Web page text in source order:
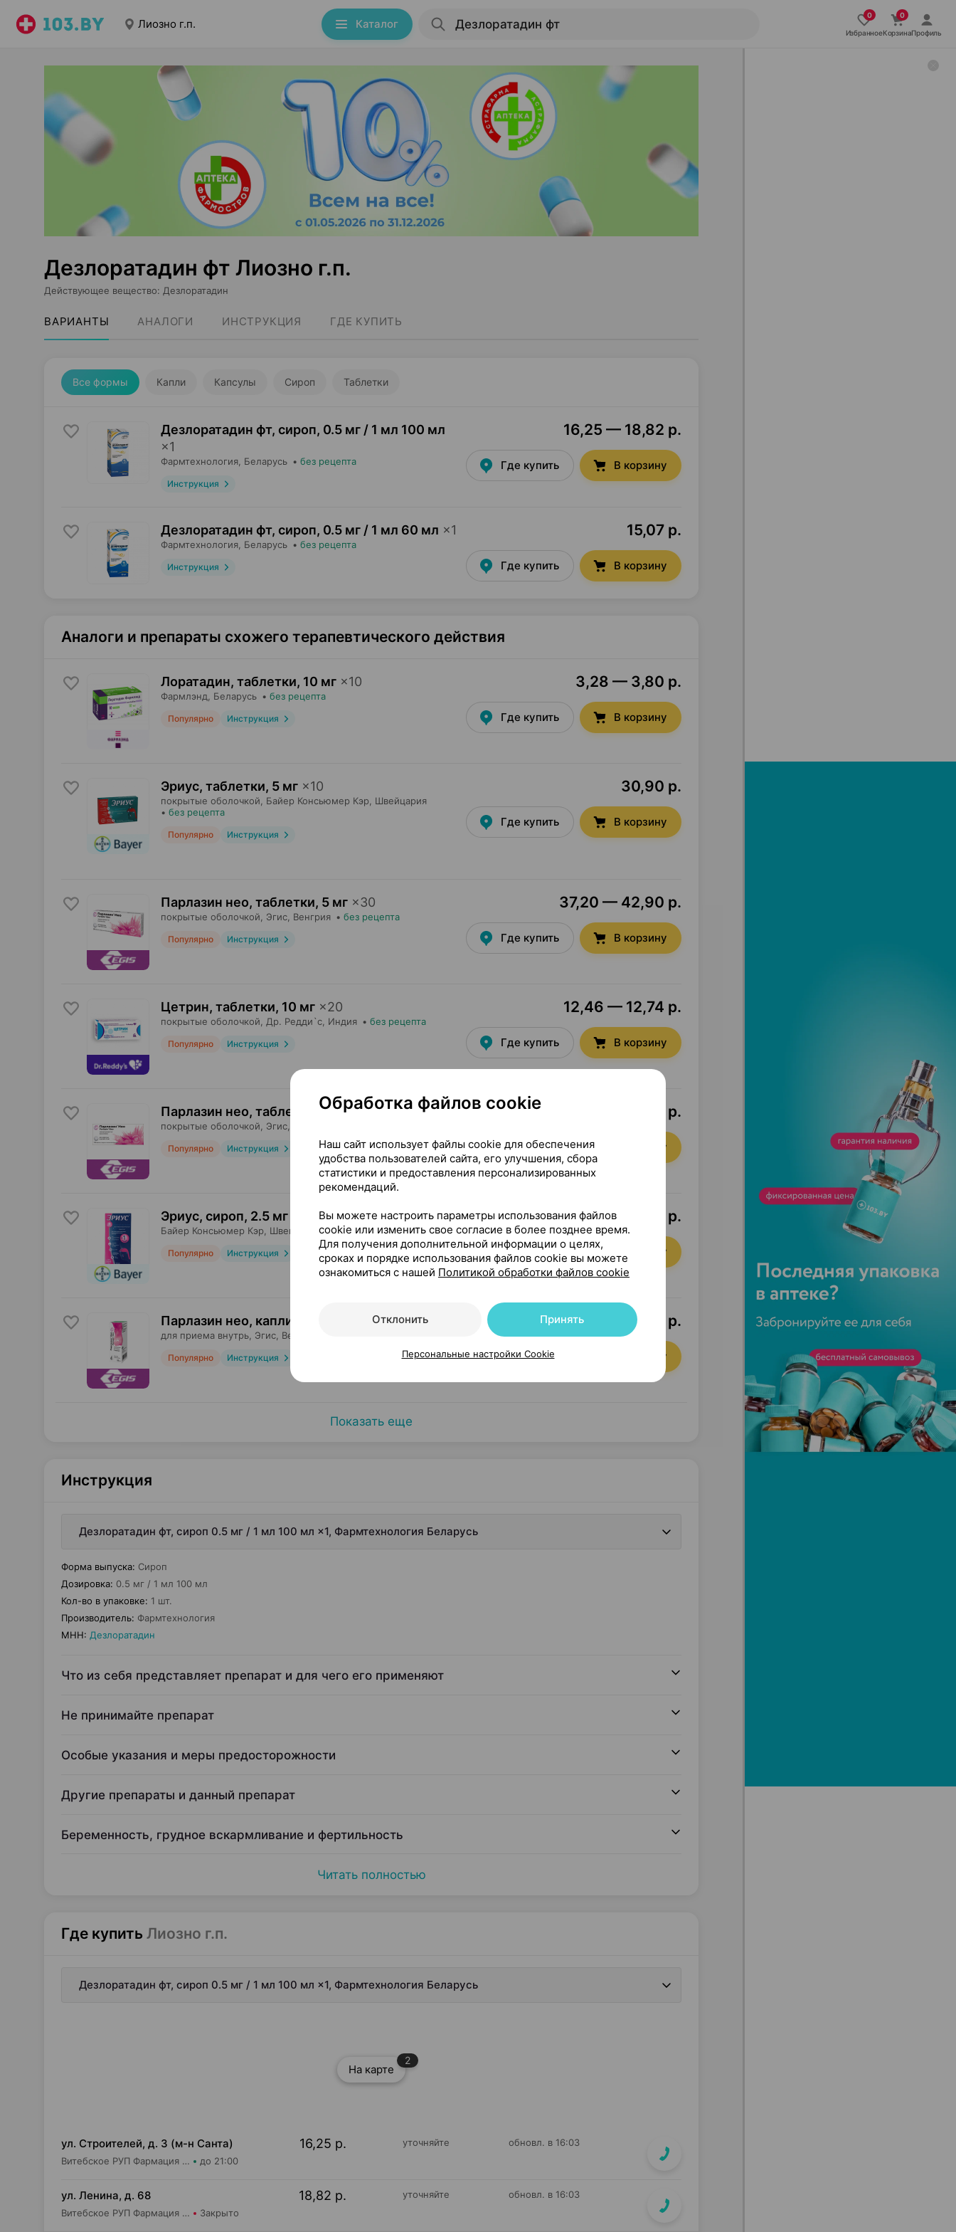
Лиозно г.п. Каталог
ИзбранноеКорзинаПрофиль
Дезлоратадин фт Лиозно г.п.
Действующее вещество: Дезлоратадин
ВАРИАНТЫ АНАЛОГИ ИНСТРУКЦИЯ ГДЕ КУПИТЬ
Все формы Капли Капсулы Сироп Таблетки
Дезлоратадин фт, сироп, 0.5 мг / 1 мл 100 мл
×1
Фармтехнология , Беларусь • без рецепта
Инструкция
16,25 — 18,82 р.
Где купить В корзину
Дезлоратадин фт, сироп, 0.5 мг / 1 мл 60 мл ×1
Фармтехнология , Беларусь • без рецепта
Инструкция
15,07 р.
Где купить В корзину
Аналоги и препараты схожего терапевтического действия
Лоратадин, таблетки, 10 мг ×10
Фармлэнд , Беларусь • без рецепта
Популярно Инструкция
3,28 — 3,80 р.
Где купить В корзину
Эриус, таблетки, 5 мг ×10
покрытые оболочкой, Байер Консьюмер Кэр , Швейцария
• без рецепта
Популярно Инструкция
30,90 р.
Где купить В корзину
Парлазин нео, таблетки, 5 мг ×30
покрытые оболочкой, Эгис , Венгрия • без рецепта
Популярно Инструкция
37,20 — 42,90 р.
Где купить В корзину
Цетрин, таблетки, 10 мг ×20
покрытые оболочкой, Др. Редди`с , Индия • без рецепта
Популярно Инструкция
12,46 — 12,74 р.
Где купить В корзину
Парлазин нео, таблетки 5 мг×14
покрытые оболочкой, Эгис
Популярно Инструкция
28,00 — 29,61 р.
Где купить В корзину
Эриус, сироп, 2.5 мг / 5 мл 60 мл× 1
Байер Консьюмер Кэр , Швейцария•без рецепта
Популярно Инструкция
39,77 р.
Где купить В корзину
Парлазин нео, капли 5 мг / 1 мл 20 мл×1
для приема внутрь, Эгис , Венгрия
Популярно Инструкция
27,71 — 29,25 р.
Где купить В корзину
Показать еще
Инструкция
Дезлоратадин фт, сироп 0.5 мг / 1 мл 100 мл ×1, Фармтехнология Беларусь
Форма выпуска: Сироп
Дозировка: 0.5 мг / 1 мл 100 мл
Кол-во в упаковке: 1 шт.
Производитель: Фармтехнология
МНН: Дезлоратадин
Что из себя представляет препарат и для чего его применяют
Не принимайте препарат
Особые указания и меры предосторожности
Другие препараты и данный препарат
Беременность, грудное вскармливание и фертильность
Читать полностью
Где купить Лиозно г.п.
Дезлоратадин фт, сироп 0.5 мг / 1 мл 100 мл ×1, Фармтехнология Беларусь
На карте
2
ул. Строителей, д. 3 (м-н Санта)
Витебское РУП Фармация Аптека №405 до 21:00
16,25 р. уточняйте обновл. в 16:03
ул. Ленина, д. 68
Витебское РУП Фармация Центральная районная аптека №16 Закрыто
18,82 р. уточняйте обновл. в 16:03
Обработка файлов cookie
Наш сайт использует файлы cookie для обеспечения
удобства пользователей сайта, его улучшения, сбора
статистики и предоставления персонализированных
рекомендаций.
Вы можете настроить параметры использования файлов
cookie или изменить свое согласие в более позднее время.
Для получения дополнительной информации о целях,
сроках и порядке использования файлов cookie вы можете
ознакомиться с нашей Политикой обработки файлов cookie
Отклонить Принять
Персональные настройки Cookie